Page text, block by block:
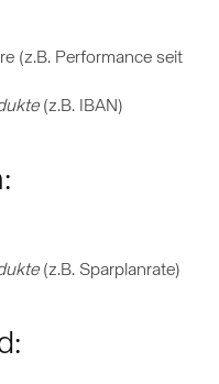
(z.B. Performance seit
(z.B. IBAN)
(z.B. Sparplanrate)